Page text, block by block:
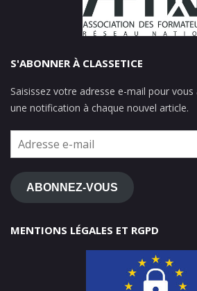
S'ABONNER À CLASSETICE
Saisissez votre adresse e-mail pour
une notification à chaque nouvel article.
Adresse
e-
mail
ABONNEZ-VOUS
MENTIONS LÉGALES ET RGPD